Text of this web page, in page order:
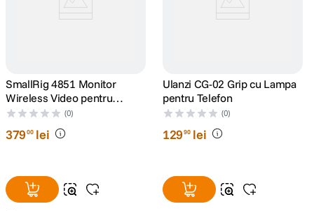
9. dji osmo
10 . insta 360
SmallRig 4851 Monitor
Wireless Video pentru
Phone Vlog Kit
(0)
37900 lei
Ulanzi CG-02 Grip cu Lampa
pentru Telefon
(0)
12990 lei